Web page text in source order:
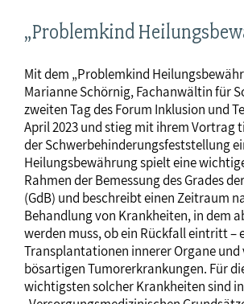
„Problemkind
Mit dem „Problemkind
Marianne Schörnig, Fachanwältin für
zweiten Tag des Forum Inklusion und
April 2023 und stieg mit ihrem Vortrag
der Schwerbehinderungsfeststellung
Heilungsbewährung spielt eine
Rahmen der Bemessung des Grades
(GdB) und beschreibt einen Zeitraum
Behandlung von Krankheiten, in dem
werden muss, ob ein Rückfall eintritt –
Transplantationen innerer Organe und
bösartigen Tumorerkrankungen. Für
wichtigsten solcher Krankheiten sind